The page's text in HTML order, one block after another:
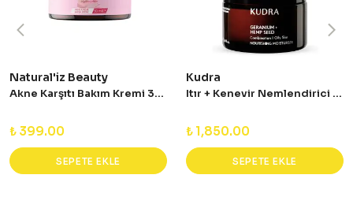
Natural'iz Beauty
Akne Karşıtı Bakım Kremi 30 ml
₺ 399.00
SEPETE EKLE
Kudra
Itır + Kenevir Nemlendirici Krem 50 ml
₺ 1,850.00
SEPETE EKLE